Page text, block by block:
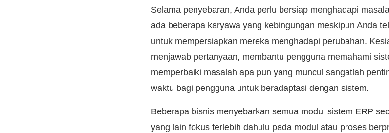
Selama penyebaran, Anda perlu bersiap menghadapi
ada beberapa karyawa yang kebingungan meskipun Anda
untuk mempersiapkan mereka menghadapi perubahan.
menjawab pertanyaan, membantu pengguna memahami
memperbaiki masalah apa pun yang muncul sangatlah
waktu bagi pengguna untuk beradaptasi dengan sistem.
Beberapa bisnis menyebarkan semua modul sistem ERP
yang lain fokus terlebih dahulu pada modul atau proses